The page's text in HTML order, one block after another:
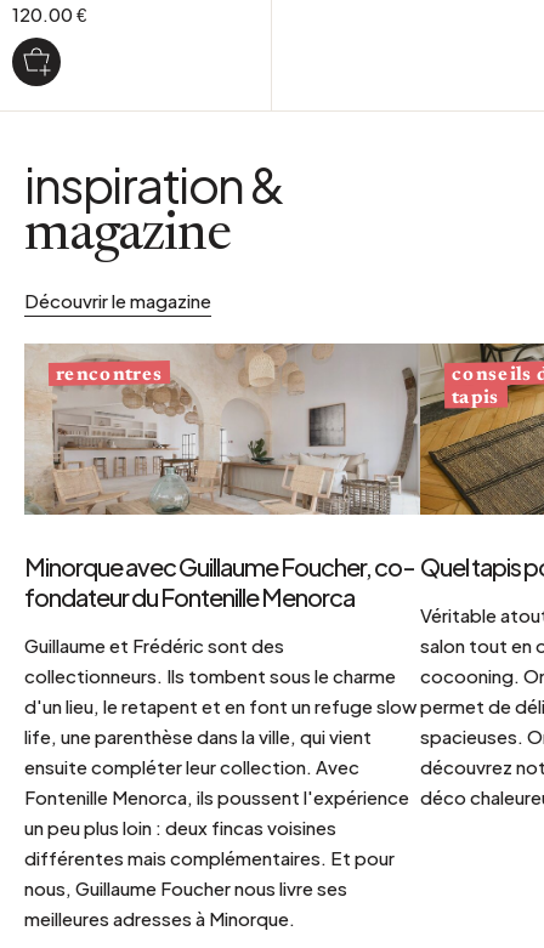
120.00 €
inspiration &
magazine
Découvrir le magazine
rencontres
Minorque avec Guillaume Foucher, co-
fondateur du Fontenille Menorca
Guillaume et Frédéric sont des
collectionneurs. Ils tombent sous le charme
d'un lieu, le retapent et en font un refuge slow
life, une parenthèse dans la ville, qui vient
ensuite compléter leur collection. Avec
Fontenille Menorca, ils poussent l'expérience
un peu plus loin : deux fincas voisines
différentes mais complémentaires. Et pour
nous, Guillaume Foucher nous livre ses
meilleures adresses à Minorque.
conseils
tapis
Quel tapis
Véritable
salon tout en
cocooning.
permet de
spacieuses.
découvrez
déco